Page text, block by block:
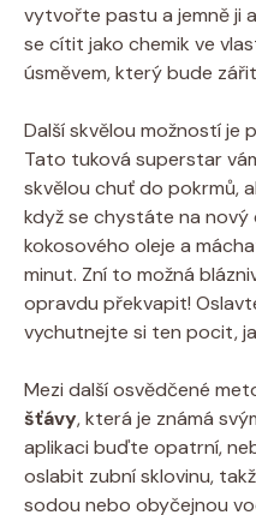
vytvořte pastu a jemně ji
se cítit jako chemik ve
úsměvem, který bude
Další skvělou možností je
Tato tuková superstar
skvělou chuť do pokrmů,
když se chystáte na nový
kokosového oleje a
minut. Zní to možná
opravdu překvapit!
vychutnejte si ten pocit,
Mezi další osvědčené
šťávy, která je známá
aplikaci buďte opatrní,
oslabit zubní sklovinu,
sodou nebo obyčejnou